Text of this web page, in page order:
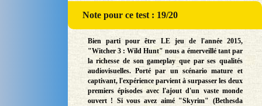
Notepour ce test : 19/20
Bien parti pour être LE jeu de l'année 2015,
"Witcher 3 : Wild Hunt" nous a émerveillé tant par
la richesse de son gameplay que par ses qualités
audiovisuelles. Porté par un scénario mature et
captivant, l'expérience parvient à surpasser les deux
premiers épisodes avec l'ajout d'un vaste monde
ouvert ! Si vous avez aimé "Skyrim" (Bethesda